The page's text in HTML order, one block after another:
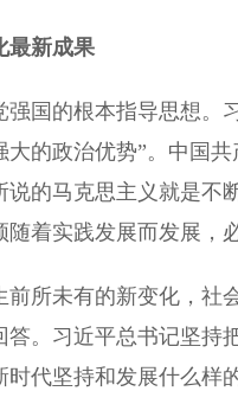
最新成果
的根本指导思想。
的政治优势”。中国
的马克思主义就是不
着实践发展而发展，
未有的新变化，社
。习近平总书记坚持
代坚持和发展什么样